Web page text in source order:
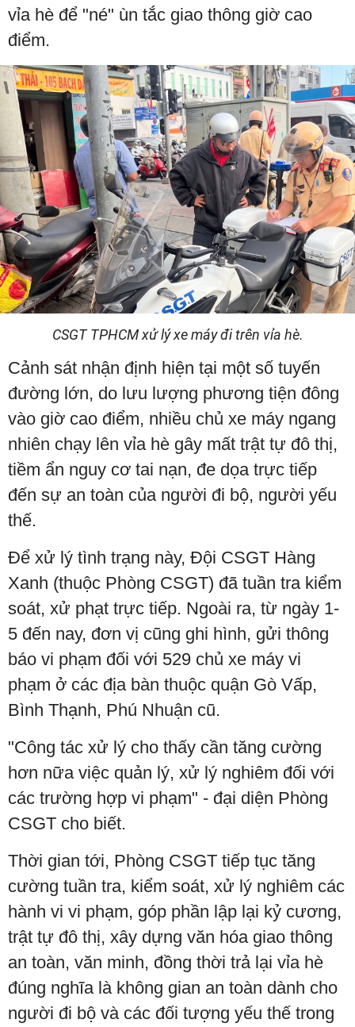
vỉa hè để "né" ùn tắc giao thông giờ cao
điểm.
CSGT TPHCM xử lý xe máy đi trên vỉa hè.
Cảnh sát nhận định hiện tại một số tuyến
đường lớn, do lưu lượng phương tiện đông
vào giờ cao điểm, nhiều chủ xe máy ngang
nhiên chạy lên vỉa hè gây mất trật tự đô thị,
tiềm ẩn nguy cơ tai nạn, đe dọa trực tiếp
đến sự an toàn của người đi bộ, người yếu
thế.
Để xử lý tình trạng này, Đội CSGT Hàng
Xanh (thuộc Phòng CSGT) đã tuần tra kiểm
soát, xử phạt trực tiếp. Ngoài ra, từ ngày 1-
5 đến nay, đơn vị cũng ghi hình, gửi thông
báo vi phạm đối với 529 chủ xe máy vi
phạm ở các địa bàn thuộc quận Gò Vấp,
Bình Thạnh, Phú Nhuận cũ.
"Công tác xử lý cho thấy cần tăng cường
hơn nữa việc quản lý, xử lý nghiêm đối với
các trường hợp vi phạm" - đại diện Phòng
CSGT cho biết.
Thời gian tới, Phòng CSGT tiếp tục tăng
cường tuần tra, kiểm soát, xử lý nghiêm các
hành vi vi phạm, góp phần lập lại kỷ cương,
trật tự đô thị, xây dựng văn hóa giao thông
an toàn, văn minh, đồng thời trả lại vỉa hè
đúng nghĩa là không gian an toàn dành cho
người đi bộ và các đối tượng yếu thế trong